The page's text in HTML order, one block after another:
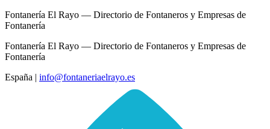
Fontanería El Rayo — Directorio de Fontaneros y Empresas de
Fontanería
Fontanería El Rayo — Directorio de Fontaneros y Empresas de
Fontanería
España | info@fontaneriaelrayo.es